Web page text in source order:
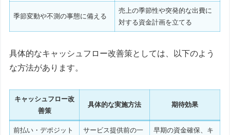
季節変動や不測の事態に備える
売上の季節性や突発的な出費に
対する資金計画を立てる
具体的なキャッシュフロー改善策としては、以下のよう
な方法があります。
キャッシュフロー改
善策
具体的な実施方法 期待効果
前払い・デポジット
サービス提供前の一
早期の資金確保、キ